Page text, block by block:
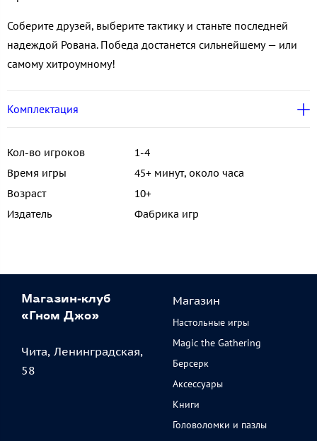
Соберите друзей, выберите тактику и станьте последней
надеждой Рована. Победа достанется сильнейшему — или
самому хитроумному!
Комплектация
Кол-во игроков
1-4
Время игры
45+ минут, около часа
Возраст
10+
Издатель
Фабрика игр
Магазин-клуб
«Гном Джо»
Чита, Ленинградская,
58
Магазин
Настольные игры
Magic the Gathering
Берсерк
Аксессуары
Книги
Головоломки и пазлы